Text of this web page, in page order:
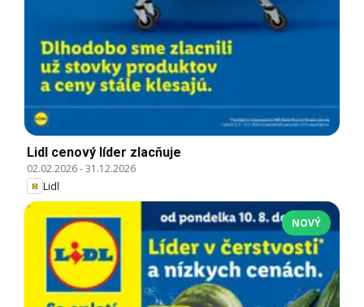
Lidl cenový líder zlacňuje
02.02.2026-31.12.2026
Lidl
NOVÝ